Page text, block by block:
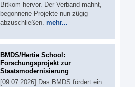
Bitkom hervor. Der Verband mahnt,
begonnene Projekte nun zügig
abzuschließen. mehr...
BMDS/Hertie School:
Forschungsprojekt zur
Staatsmodernisierung
[09.07.2026] Das BMDS fördert ein